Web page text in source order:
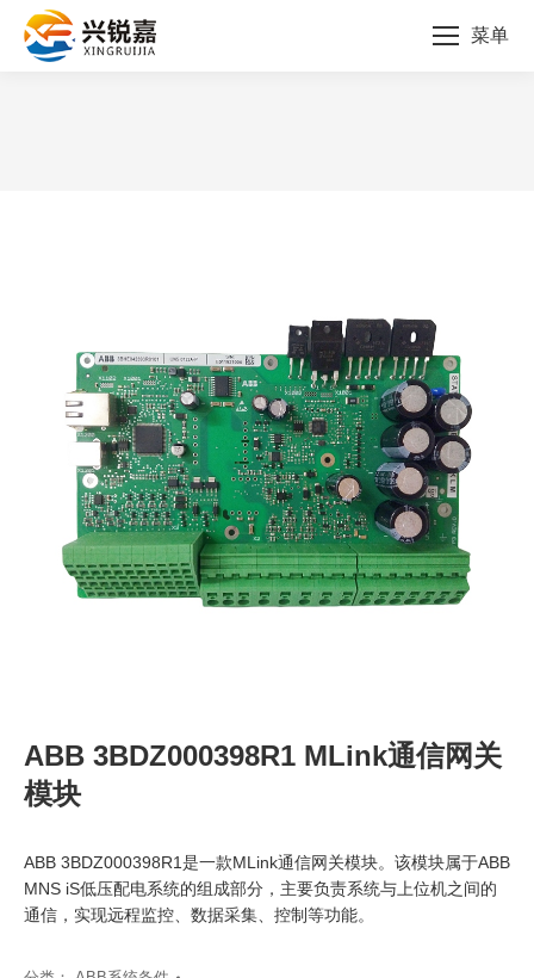
菜单
ABB 3BDZ000398R1 MLink通信网关
模块
ABB 3BDZ000398R1是一款MLink通信网关模块。该模块属于ABB
MNS iS低压配电系统的组成部分，主要负责系统与上位机之间的
通信，实现远程监控、数据采集、控制等功能。